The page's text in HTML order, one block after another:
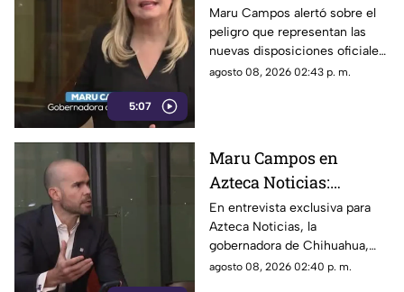
5:07
lineamientos: Alerta
que buscan sancionar a
medios críticos y
limitar la libertad de
Maru Campos alertó sobre el
peligro que representan las
nuevas disposiciones oficiales,
las cuales podrían utilizarse
agosto 08, 2026 02:43 p. m.
Maru Campos en
Azteca Noticias:
Advierte que nuevos
lineamientos del
Gobierno Federal
amenazan la libertad
En entrevista exclusiva para
Azteca Noticias, la
gobernadora de Chihuahua,
Maru Campos, alzó la voz
agosto 08, 2026 02:40 p. m.